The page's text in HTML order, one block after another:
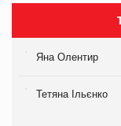
Яна Олентир
Тетяна Ільєнко